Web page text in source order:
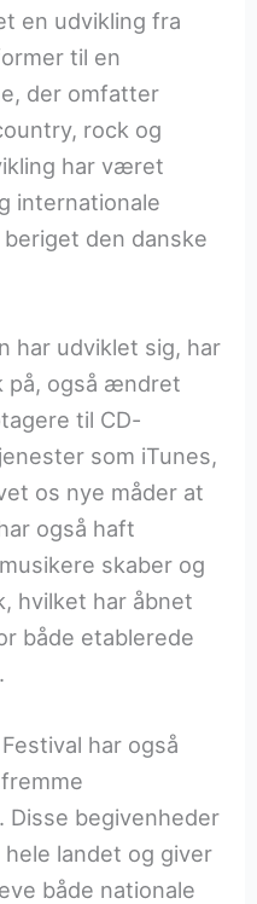
en udvikling fra
til en
der omfatter
rock og
har været
internationale
den danske
har udviklet sig, har
på, også ændret
til CD-
som iTunes,
os nye måder at
også haft
skaber og
hvilket har åbnet
både etablerede
har også
Disse begivenheder
landet og giver
både nationale